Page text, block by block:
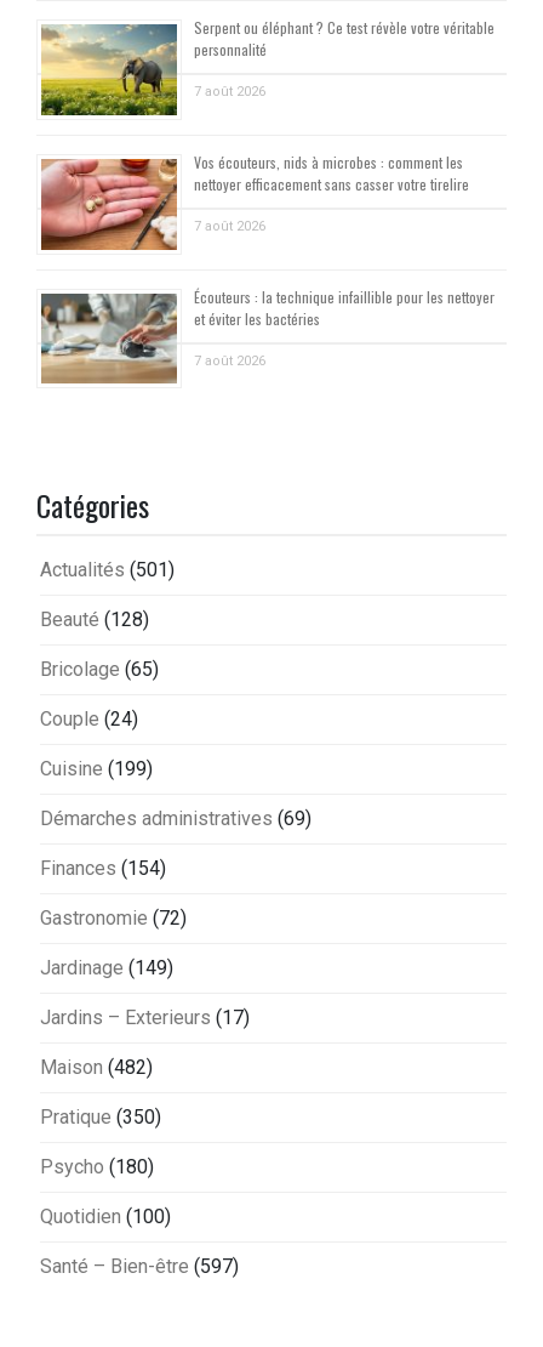
Serpent ou éléphant ? Ce test révèle votre véritable
personnalité
7 août 2026
Vos écouteurs, nids à microbes : comment les
nettoyer efficacement sans casser votre tirelire
7 août 2026
Écouteurs : la technique infaillible pour les nettoyer
et éviter les bactéries
7 août 2026
Catégories
Actualités (501)
Beauté (128)
Bricolage (65)
Couple (24)
Cuisine (199)
Démarches administratives (69)
Finances (154)
Gastronomie (72)
Jardinage (149)
Jardins – Exterieurs (17)
Maison (482)
Pratique (350)
Psycho (180)
Quotidien (100)
Santé – Bien-être (597)